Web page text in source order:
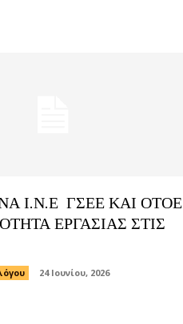
Ι.Ν.Ε ΓΣΕΕ ΚΑΙ ΟΤΟΕ
ΕΡΓΑΣΙΑΣ ΣΤΙΣ
24 Ιουνίου, 2026